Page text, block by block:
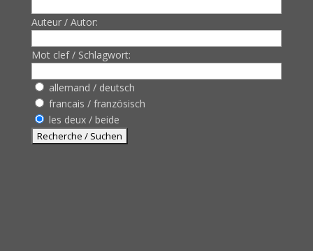
Auteur / Autor:
Mot clef / Schlagwort:
allemand / deutsch
francais / französisch
les deux / beide